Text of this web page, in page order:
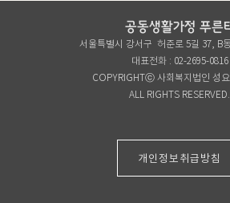
공동생활가정 푸른
서울특별시 강서구 허준로 5길 37, B
대표전화 : 02-2695-0816
COPYRIGHTⓒ 사회복지법인 성
ALL RIGHTS RESERVED.
개인정보취급방침